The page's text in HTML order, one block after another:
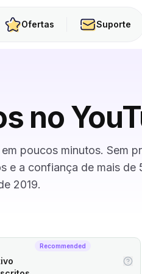
Ofertas Suporte
no
poucos minutos. Sem
e a confiança de mais de
2019.
Recommended